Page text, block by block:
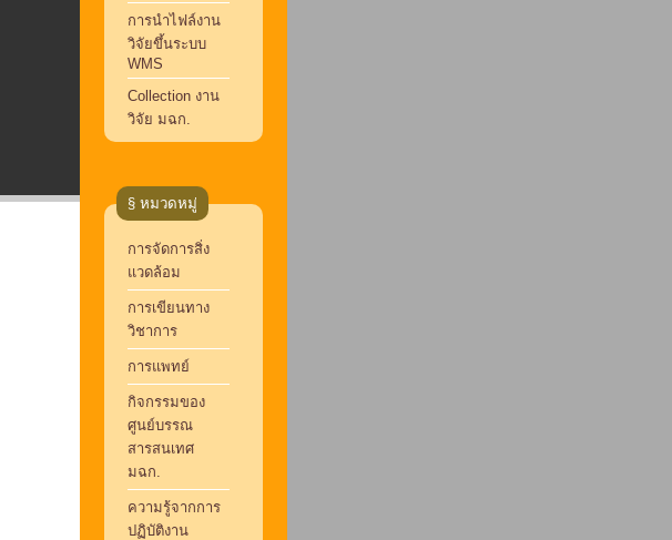
การนำไฟล์งาน
วิจัยขึ้นระบบ
WMS
Collection งาน
วิจัย มฉก.
§ หมวดหมู่
การจัดการสิ่ง
แวดล้อม
การเขียนทาง
วิชาการ
การแพทย์
กิจกรรมของ
ศูนย์บรรณ
สารสนเทศ
มฉก.
ความรู้จากการ
ปฏิบัติงาน